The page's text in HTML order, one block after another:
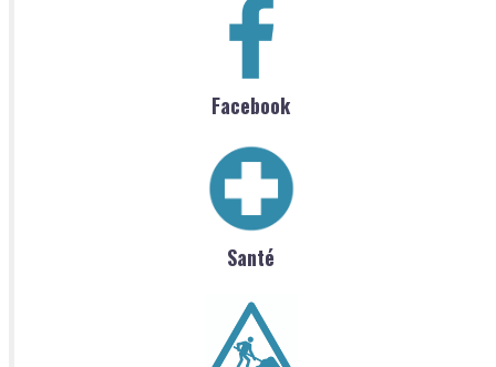
Facebook
Santé